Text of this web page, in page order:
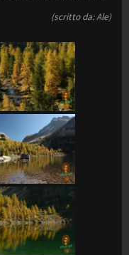
(scritto da: Ale)